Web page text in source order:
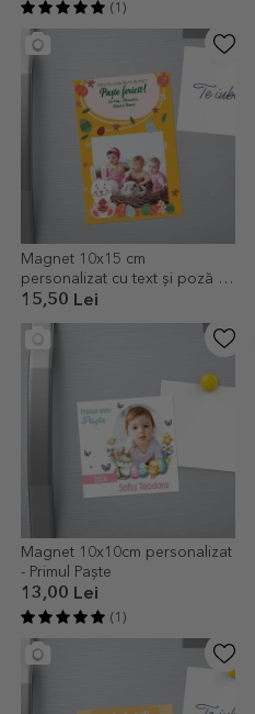
(1)
Magnet 10x15 cm
personalizat cu text și poză -
Paște fericit
15,50 Lei
Magnet 10x10cm personalizat
- Primul Paște
13,00 Lei
(1)